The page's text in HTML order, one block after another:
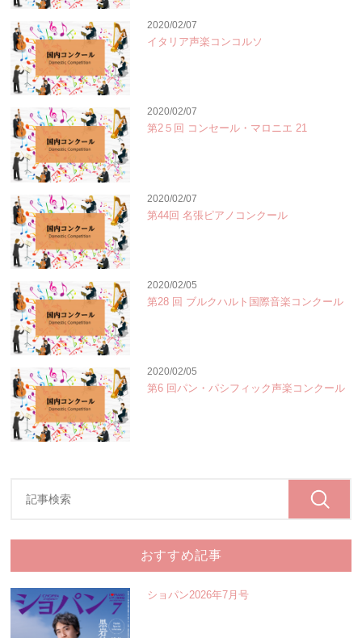
2020/02/07
イタリア声楽コンコルソ
2020/02/07
第2５回 コンセール・マロニエ 21
2020/02/07
第44回 名張ピアノコンクール
2020/02/05
第28 回 ブルクハルト国際音楽コンクール
2020/02/05
第6 回パン・パシフィック声楽コンクール
おすすめ記事
ショパン2026年7月号